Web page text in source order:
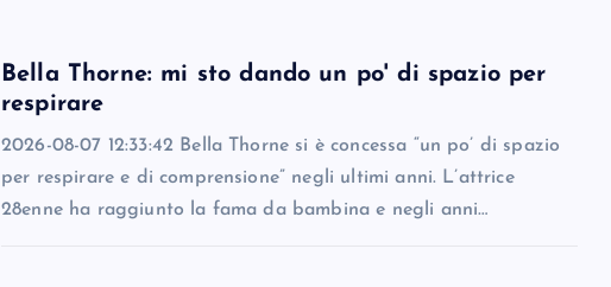
Bella Thorne: mi sto dando un po' di spazio per
respirare
2026-08-07 12:33:42 Bella Thorne si è concessa “un po’ di spazio
per respirare e di comprensione” negli ultimi anni. L’attrice
28enne ha raggiunto la fama da bambina e negli anni…